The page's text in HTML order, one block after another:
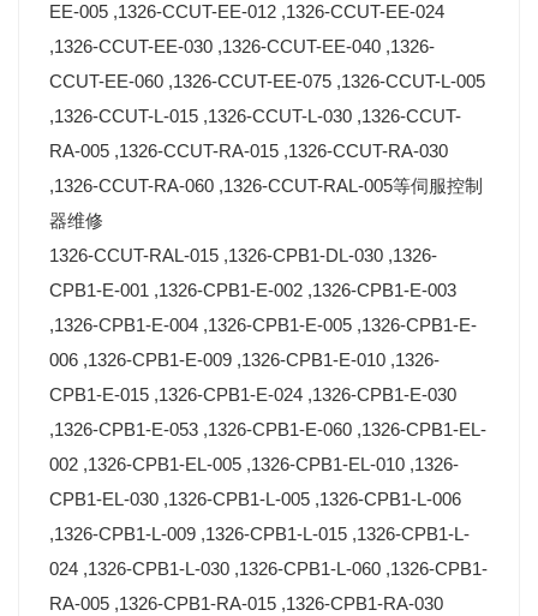
EE-005 ,1326-CCUT-EE-012 ,1326-CCUT-EE-024
,1326-CCUT-EE-030 ,1326-CCUT-EE-040 ,1326-
CCUT-EE-060 ,1326-CCUT-EE-075 ,1326-CCUT-L-005
,1326-CCUT-L-015 ,1326-CCUT-L-030 ,1326-CCUT-
RA-005 ,1326-CCUT-RA-015 ,1326-CCUT-RA-030
,1326-CCUT-RA-060 ,1326-CCUT-RAL-005等伺服控制
器维修
1326-CCUT-RAL-015 ,1326-CPB1-DL-030 ,1326-
CPB1-E-001 ,1326-CPB1-E-002 ,1326-CPB1-E-003
,1326-CPB1-E-004 ,1326-CPB1-E-005 ,1326-CPB1-E-
006 ,1326-CPB1-E-009 ,1326-CPB1-E-010 ,1326-
CPB1-E-015 ,1326-CPB1-E-024 ,1326-CPB1-E-030
,1326-CPB1-E-053 ,1326-CPB1-E-060 ,1326-CPB1-EL-
002 ,1326-CPB1-EL-005 ,1326-CPB1-EL-010 ,1326-
CPB1-EL-030 ,1326-CPB1-L-005 ,1326-CPB1-L-006
,1326-CPB1-L-009 ,1326-CPB1-L-015 ,1326-CPB1-L-
024 ,1326-CPB1-L-030 ,1326-CPB1-L-060 ,1326-CPB1-
RA-005 ,1326-CPB1-RA-015 ,1326-CPB1-RA-030